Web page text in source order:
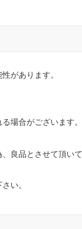
があります。
場合がございます。
良品とさせて頂いて
い。